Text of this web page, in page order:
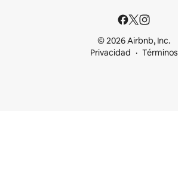
© 2026 Airbnb, Inc.
Privacidad
Términos